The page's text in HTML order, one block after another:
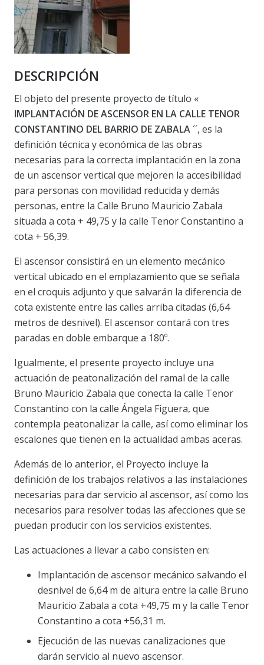
DESCRIPCIÓN
El objeto del presente proyecto de título «
IMPLANTACIÓN DE ASCENSOR EN LA CALLE TENOR
CONSTANTINO DEL BARRIO DE ZABALA´´, es la
definición técnica y económica de las obras
necesarias para la correcta implantación en la zona
de un ascensor vertical que mejoren la accesibilidad
para personas con movilidad reducida y demás
personas, entre la Calle Bruno Mauricio Zabala
situada a cota + 49,75 y la calle Tenor Constantino a
cota + 56,39.
El ascensor consistirá en un elemento mecánico
vertical ubicado en el emplazamiento que se señala
en el croquis adjunto y que salvarán la diferencia de
cota existente entre las calles arriba citadas (6,64
metros de desnivel). El ascensor contará con tres
paradas en doble embarque a 180º.
Igualmente, el presente proyecto incluye una
actuación de peatonalización del ramal de la calle
Bruno Mauricio Zabala que conecta la calle Tenor
Constantino con la calle Ángela Figuera, que
contempla peatonalizar la calle, así como eliminar los
escalones que tienen en la actualidad ambas aceras.
Además de lo anterior, el Proyecto incluye la
definición de los trabajos relativos a las instalaciones
necesarias para dar servicio al ascensor, así como los
necesarios para resolver todas las afecciones que se
puedan producir con los servicios existentes.
Las actuaciones a llevar a cabo consisten en:
Implantación de ascensor mecánico salvando el
desnivel de 6,64 m de altura entre la calle Bruno
Mauricio Zabala a cota +49,75 m y la calle Tenor
Constantino a cota +56,31 m.
Ejecución de las nuevas canalizaciones que
darán servicio al nuevo ascensor.